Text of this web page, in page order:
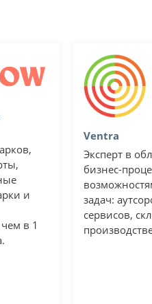
и
в 1
Ventra
Эксперт в
бизнес-
задач:
сервисов,